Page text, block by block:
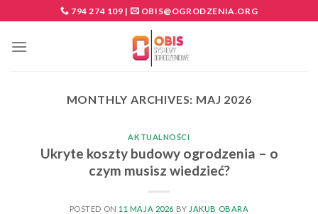
to
content
794 274 109 | OBIS@OGRODZENIA.ORG
MONTHLY ARCHIVES: MAJ 2026
AKTUALNOŚCI
Ukryte koszty budowy ogrodzenia – o
czym musisz wiedzieć?
POSTED ON 11 MAJA 2026 BY JAKUB OBARA